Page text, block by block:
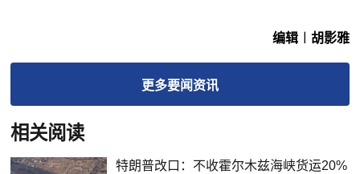
编辑︱胡影雅
更多要闻资讯
相关阅读
特朗普改口：不收霍尔木兹海峡货运20%